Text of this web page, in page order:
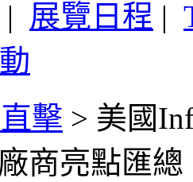
| 展覽日程 |
擊 > 美國
商亮點匯總